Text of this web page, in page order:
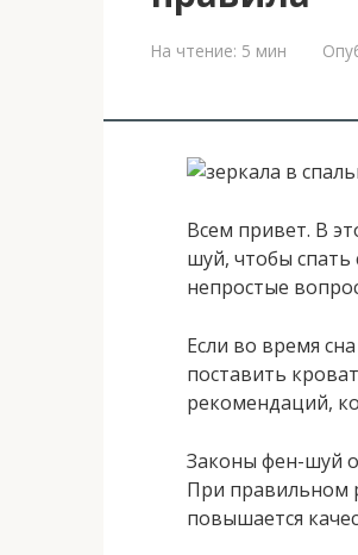
На чтение: 5 мин
Всем привет. В
шуй, чтобы
непростые
Если во время
поставить
рекомендаций,
Законы фен-шуй
При правильном
повышается